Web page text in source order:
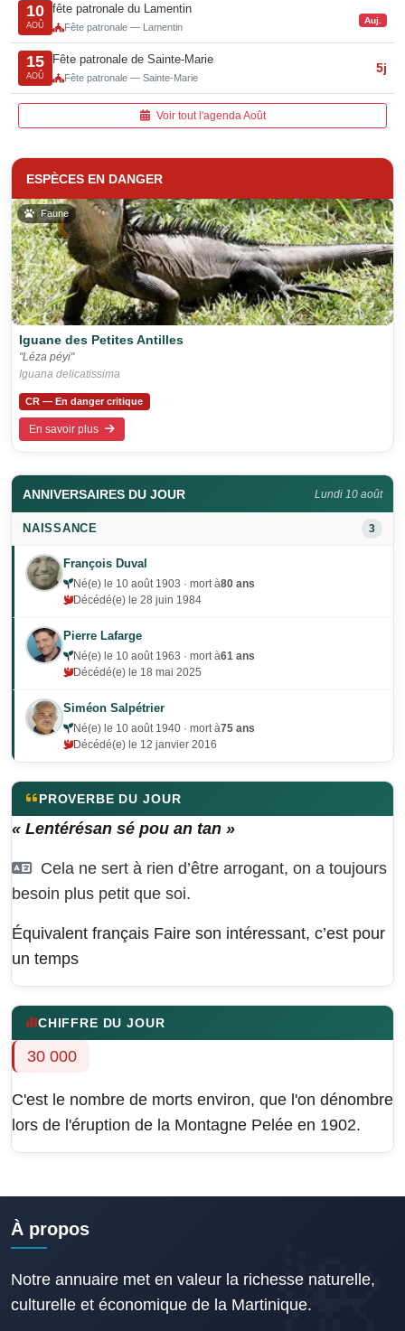
10
AOÛ
fête patronale du Lamentin
Fête patronale — Lamentin
Auj.
15
AOÛ
Fête patronale de Sainte-Marie
Fête patronale — Sainte-Marie
5j
Voir tout l'agenda Août
ESPÈCES EN DANGER
Faune
Iguane des Petites Antilles
"Léza péyi"
Iguana delicatissima
CR — En danger critique
En savoir plus
ANNIVERSAIRES DU JOUR Lundi 10 août
NAISSANCE 3
François Duval
Né(e) le 10 août 1903 · mort à80 ans
Décédé(e) le 28 juin 1984
Pierre Lafarge
Né(e) le 10 août 1963 · mort à61 ans
Décédé(e) le 18 mai 2025
Siméon Salpétrier
Né(e) le 10 août 1940 · mort à75 ans
Décédé(e) le 12 janvier 2016
PROVERBE DU JOUR
« Lentérésan sé pou an tan »
Cela ne sert à rien d’être arrogant, on a toujours
besoin plus petit que soi.
Équivalent français Faire son intéressant, c’est pour
un temps
CHIFFRE DU JOUR
30 000
C'est le nombre de morts environ, que l'on dénombre
lors de l'éruption de la Montagne Pelée en 1902.
À propos
Notre annuaire met en valeur la richesse naturelle,
culturelle et économique de la Martinique.